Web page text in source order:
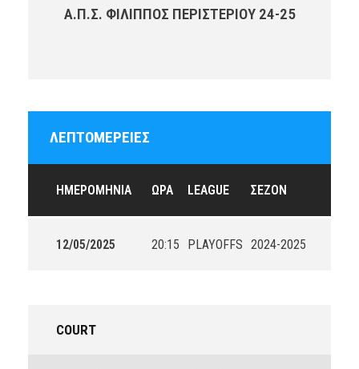
Α.Π.Σ. ΦΙΛΙΠΠΟΣ ΠΕΡΙΣΤΕΡΙΟΥ 24-25
ΛΕΠΤΟΜΈΡΕΙΕΣ
ΗΜΕΡΟΜΗΝΊΑ ΏΡΑ LEAGUE ΣΕΖΌΝ
12/05/2025 20:15 PLAYOFFS 2024-2025
COURT